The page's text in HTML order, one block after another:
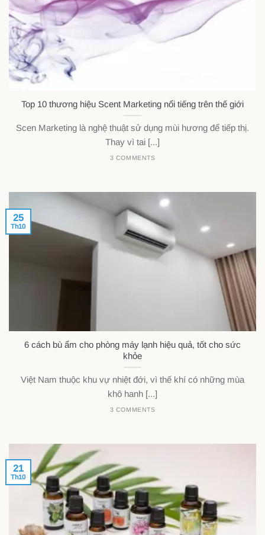
Top 10 thương hiệu Scent Marketing nổi tiếng trên thế giới
Scen Marketing là nghệ thuật sử dụng mùi hương để tiếp thị.
Thay vì tai [...]
3 COMMENTS
6 cách bù ẩm cho phòng máy lạnh hiệu quả, tốt cho sức
khỏe
Việt Nam thuộc khu vự nhiệt đới, vì thế khí có những mùa
khô hanh [...]
3 COMMENTS
25
Th10
21
Th10